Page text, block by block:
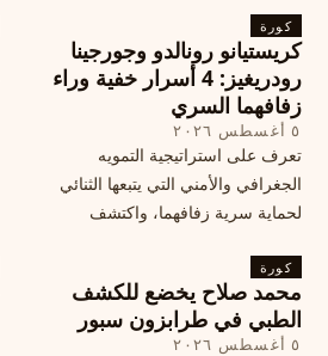
كورة
كريستيانو رونالدو وجورجينا
رودريغيز: 4 أسرار خفية وراء
زفافهما السري
٥ أغسطس ٢٠٢٦
تعرف على استراتيجية التمويه
الجغرافي والأمني التي يتبعها الثنائي
لحماية سرية زفافهما، واكتشف
في البرتغال، واعرف ما هي الخطوات
القادمة في هذا الحدث العالمي
كورة
محمد صلاح يخضع للكشف
الطبي في طرابزون سبور
٥ أغسطس ٢٠٢٦